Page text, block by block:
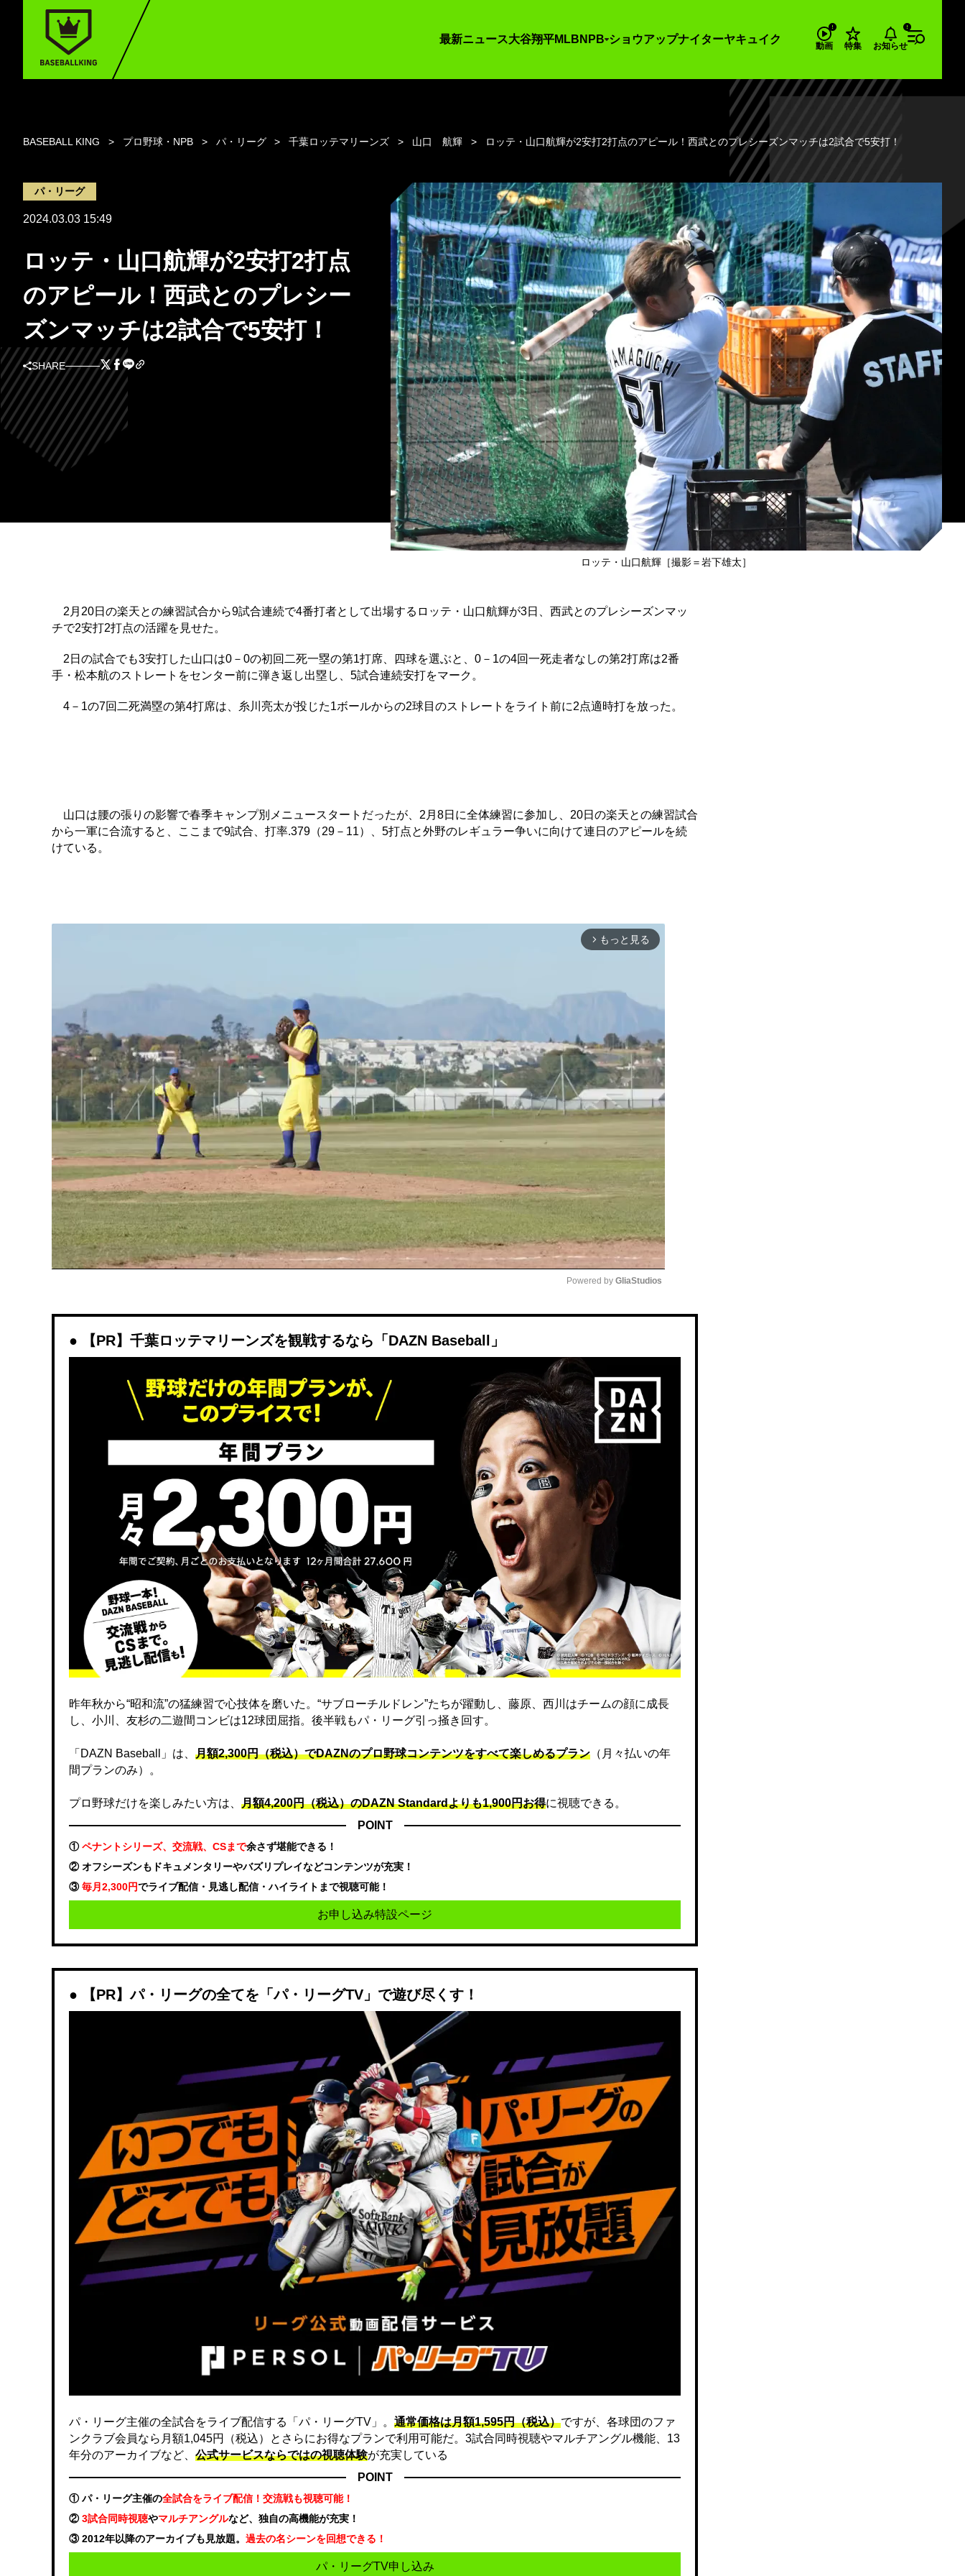
最新ニュース大谷翔平MLB NPB ショウアップナイターヤキュイク
動画 特集 お知らせ
BASEBALL KING プロ野球・NPB パ・リーグ 千葉ロッテマリーンズ 山口 航輝 ロッテ・山口航輝が2安打2打点のアピール！西武とのプレシーズンマッチは2試合で5安打！
パ・リーグ
2024.03.03 15:49
ロッテ・山口航輝が2安打2打点
のアピール！西武とのプレシー
ズンマッチは2試合で5安打！
SHARE
ロッテ・山口航輝［撮影＝岩下雄太］
2月20日の楽天との練習試合から9試合連続で4番打者として出場するロッテ・山口航輝が3日、西武とのプレシーズンマッ
チで2安打2打点の活躍を見せた。
2日の試合でも3安打した山口は0－0の初回二死一塁の第1打席、四球を選ぶと、0－1の4回一死走者なしの第2打席は2番
手・松本航のストレートをセンター前に弾き返し出塁し、5試合連続安打をマーク。
4－1の7回二死満塁の第4打席は、糸川亮太が投じた1ボールからの2球目のストレートをライト前に2点適時打を放った。
山口は腰の張りの影響で春季キャンプ別メニュースタートだったが、2月8日に全体練習に参加し、20日の楽天との練習試合
から一軍に合流すると、ここまで9試合、打率.379（29－11）、5打点と外野のレギュラー争いに向けて連日のアピールを続
けている。
arrow_forward_ios もっと見る
Powered by GliaStudios
【PR】千葉ロッテマリーンズを観戦するなら「DAZN Baseball」
昨年秋から“昭和流”の猛練習で心技体を磨いた。“サブローチルドレン”たちが躍動し、藤原、西川はチームの顔に成長
し、小川、友杉の二遊間コンビは12球団屈指。後半戦もパ・リーグ引っ掻き回す。
「DAZN Baseball」は、 月額2,300円（税込）でDAZNのプロ野球コンテンツをすべて楽しめるプラン （月々払いの年
間プランのみ）。
プロ野球だけを楽しみたい方は、 月額4,200円（税込）のDAZN Standard​よりも1,900円お得に視聴できる。
POINT
①ペナントシリーズ、交流戦、CSまで余さず堪能できる！
② オフシーズンもドキュメンタリーやバズリプレイなどコンテンツが充実！
③毎月2,300円でライブ配信・見逃し配信・ハイライトまで視聴可能！
お申し込み特設ページ
【PR】パ・リーグの全てを「パ・リーグTV」で遊び尽くす！
パ・リーグ主催の全試合をライブ配信する「パ・リーグTV」。 通常価格は月額1,595円（税込）ですが、各球団のファ
ンクラブ会員なら月額1,045円（税込）とさらにお得なプランで利用可能だ。3試合同時視聴やマルチアングル機能、13
年分のアーカイブなど、 公式サービスならではの視聴体験が充実している
POINT
① パ・リーグ主催の全試合をライブ配信！交流戦も視聴可能！
②3試合同時視聴やマルチアングルなど、独自の高機能が充実！
③ 2012年以降のアーカイブも見放題。 過去の名シーンを回想できる！
パ・リーグTV申し込み